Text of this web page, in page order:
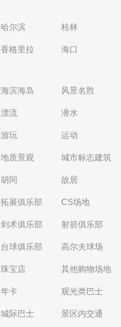
哈尔滨 桂林
香格里拉 海口
海滨海岛 风景名胜
漂流 潜水
游玩 运动
地质景观 城市标志建筑
胡同 故居
拓展俱乐部 CS场地
剑术俱乐部 射箭俱乐部
台球俱乐部 高尔夫球场
珠宝店 其他购物场地
年卡 观光类巴士
城际巴士 景区内交通